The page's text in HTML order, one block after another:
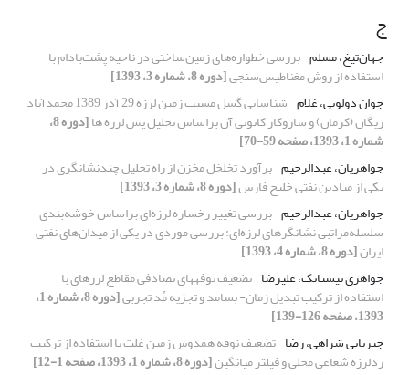
ج
جهان‌تیغ، مسلم بررسی خطواره‌های زمین‌ساختی در ناحیه پشت‌بادام با
استفاده از روش مغناطیس‌سنجی[دوره 8، شماره 3، 1393]
جوان دولویی، غلام
شناسایی گسل مسبب زمین لرزه 29 آذر 1389 محمدآباد
ریگان (کرمان) و سازوکار کانونی آن براساس تحلیل پس لرزه ها [دوره 8،
شماره 1، 1393، صفحه 59-70]
جواهریان، عبدالرحیم برآورد تخلخل مخزن از راه تحلیل چندنشانگری در
یکی از میادین نفتی خلیج فارس[دوره 8، شماره 3، 1393]
جواهریان، عبدالرحیم بررسی تغییر رخساره لرزه‌ای براساس خوشه‌بندی
سلسله‌مراتبی نشانگرهای لرزه‌ای: بررسی موردی در یکی از میدان‌های نفتی
ایران[دوره 8، شماره 4، 1393]
جواهری نیستانک، علیرضا تضعیف نوفههای تصادفی مقاطع لرزهای با
استفاده از ترکیب تبدیل زمان- بسامد و تجزیه مُد تجربی [دوره 8، شماره 1،
1393، صفحه 126-139]
جیریایی شراهی، رضا تضعیف نوفه همدوس زمین غلت با استفاده از ترکیب
ردلرزه شعاعی محلی و فیلتر میانگین[دوره 8، شماره 1، 1393، صفحه 1-12]